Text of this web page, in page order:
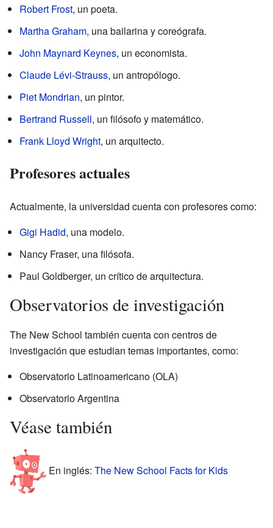
Robert Frost, un poeta.
Martha Graham, una bailarina y coreógrafa.
John Maynard Keynes, un economista.
Claude Lévi-Strauss, un antropólogo.
Piet Mondrian, un pintor.
Bertrand Russell, un filósofo y matemático.
Frank Lloyd Wright, un arquitecto.
Profesores actuales
Actualmente, la universidad cuenta con profesores como:
Gigi Hadid, una modelo.
Nancy Fraser, una filósofa.
Paul Goldberger, un crítico de arquitectura.
Observatorios de investigación
The New School también cuenta con centros de
investigación que estudian temas importantes, como:
Observatorio Latinoamericano (OLA)
Observatorio Argentina
Véase también
En inglés: The New School Facts for Kids